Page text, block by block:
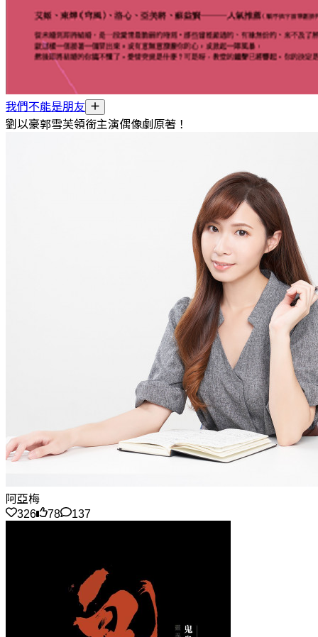
我們不能是朋友
劉以豪郭雪芙領銜主演偶像劇原著！
阿亞梅
326
78 137